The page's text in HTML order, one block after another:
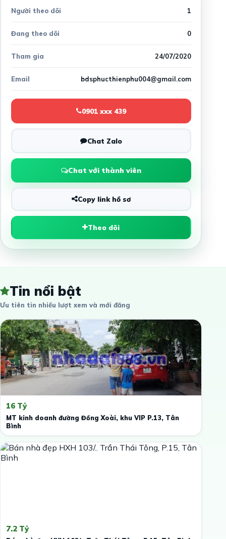
Người theo dõi 1
Đang theo dõi 0
Tham gia 24/07/2020
Email bdsphucthienphu004@gmail.com
0901 xxx 439
Chat Zalo
Chat với thành viên
Copy link hồ sơ
Theo dõi
Tin nổi bật
Ưu tiên tin nhiều lượt xem và mới đăng
16 Tỷ
MT kinh doanh đường Đồng Xoài, khu VIP P.13, Tân
Bình
7.2 Tỷ